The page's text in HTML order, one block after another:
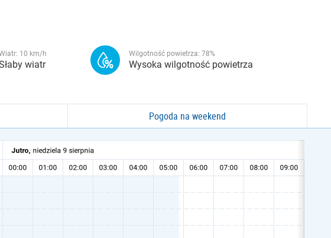
10 km/h
wiatr
Wilgotność powietrza: 78%
Wysoka wilgotność powietrza
Pogoda na weekend